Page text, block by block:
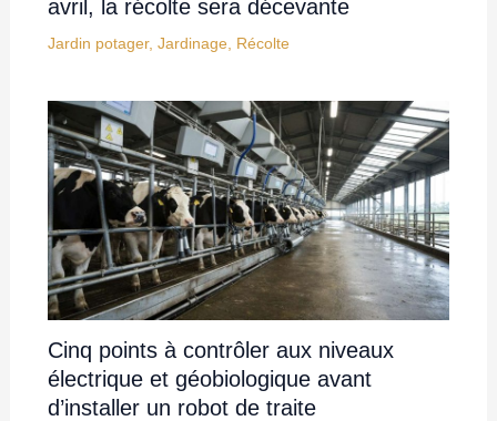
avril, la récolte sera décevante
Jardin potager, Jardinage, Récolte
Cinq points à contrôler aux niveaux
électrique et géobiologique avant
d’installer un robot de traite